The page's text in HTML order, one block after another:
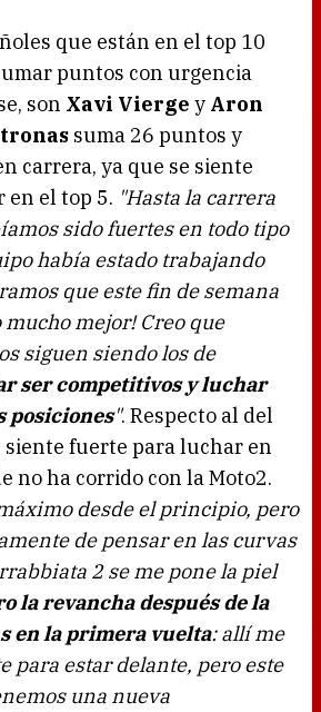
que están en el top 10
puntos con urgencia
son Xavi Vierge y Aron
suma 26 puntos y
carrera, ya que se siente
en el top 5. "Hasta la carrera
sido fuertes en todo tipo
había estado trabajando
que este fin de semana
mejor! Creo que
siguen siendo los de
ser competitivos y luchar
posiciones". Respecto al del
siente fuerte para luchar en
no ha corrido con la Moto2.
desde el principio, pero
de pensar en las curvas
2 se me pone la piel
la revancha después de la
en la primera vuelta: allí me
para estar delante, pero este
una nueva